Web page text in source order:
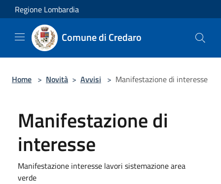
Salta al contenuto principale
Regione Lombardia
Comune di Credaro
Home > Novità > Avvisi > Manifestazione di interesse
Manifestazione di
interesse
Manifestazione interesse lavori sistemazione area
verde